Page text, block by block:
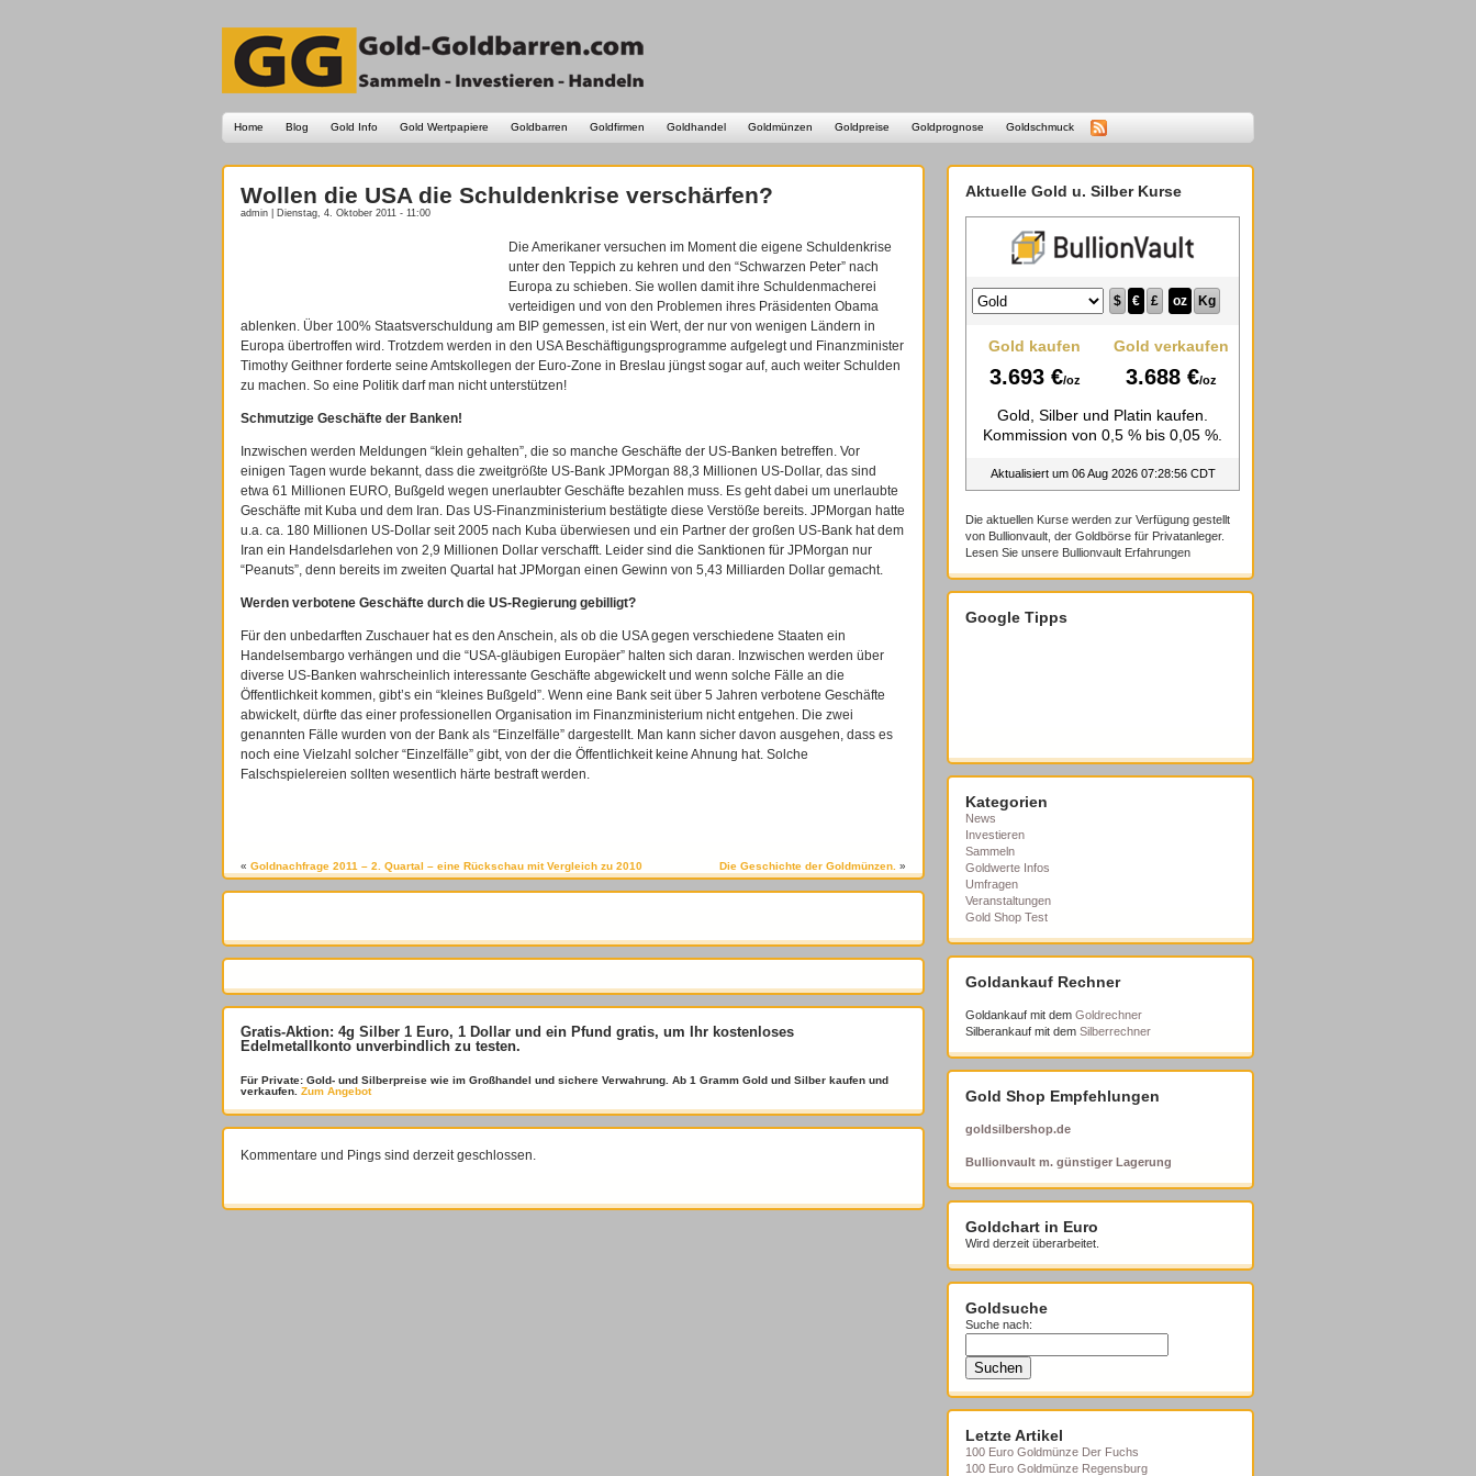
Home Blog Gold Info Gold Wertpapiere Goldbarren Goldfirmen Goldhandel Goldmünzen Goldpreise Goldprognose Goldschmuck
Wollen die USA die Schuldenkrise verschärfen?
admin | Dienstag, 4. Oktober 2011 - 11:00
Die Amerikaner versuchen im Moment die eigene Schuldenkrise
unter den Teppich zu kehren und den “Schwarzen Peter” nach
Europa zu schieben. Sie wollen damit ihre Schuldenmacherei
verteidigen und von den Problemen ihres Präsidenten Obama
ablenken. Über 100% Staatsverschuldung am BIP gemessen, ist ein Wert, der nur von wenigen Ländern in
Europa übertroffen wird. Trotzdem werden in den USA Beschäftigungsprogramme aufgelegt und Finanzminister
Timothy Geithner forderte seine Amtskollegen der Euro-Zone in Breslau jüngst sogar auf, auch weiter Schulden
zu machen. So eine Politik darf man nicht unterstützen!
Schmutzige Geschäfte der Banken!
Inzwischen werden Meldungen “klein gehalten”, die so manche Geschäfte der US-Banken betreffen. Vor
einigen Tagen wurde bekannt, dass die zweitgrößte US-Bank JPMorgan 88,3 Millionen US-Dollar, das sind
etwa 61 Millionen EURO, Bußgeld wegen unerlaubter Geschäfte bezahlen muss. Es geht dabei um unerlaubte
Geschäfte mit Kuba und dem Iran. Das US-Finanzministerium bestätigte diese Verstöße bereits. JPMorgan hatte
u.a. ca. 180 Millionen US-Dollar seit 2005 nach Kuba überwiesen und ein Partner der großen US-Bank hat dem
Iran ein Handelsdarlehen von 2,9 Millionen Dollar verschafft. Leider sind die Sanktionen für JPMorgan nur
“Peanuts”, denn bereits im zweiten Quartal hat JPMorgan einen Gewinn von 5,43 Milliarden Dollar gemacht.
Werden verbotene Geschäfte durch die US-Regierung gebilligt?
Für den unbedarften Zuschauer hat es den Anschein, als ob die USA gegen verschiedene Staaten ein
Handelsembargo verhängen und die “USA-gläubigen Europäer” halten sich daran. Inzwischen werden über
diverse US-Banken wahrscheinlich interessante Geschäfte abgewickelt und wenn solche Fälle an die
Öffentlichkeit kommen, gibt’s ein “kleines Bußgeld”. Wenn eine Bank seit über 5 Jahren verbotene Geschäfte
abwickelt, dürfte das einer professionellen Organisation im Finanzministerium nicht entgehen. Die zwei
genannten Fälle wurden von der Bank als “Einzelfälle” dargestellt. Man kann sicher davon ausgehen, dass es
noch eine Vielzahl solcher “Einzelfälle” gibt, von der die Öffentlichkeit keine Ahnung hat. Solche
Falschspielereien sollten wesentlich härte bestraft werden.
« Goldnachfrage 2011 – 2. Quartal – eine Rückschau mit Vergleich zu 2010 Die Geschichte der Goldmünzen. »
Gratis-Aktion: 4g Silber 1 Euro, 1 Dollar und ein Pfund gratis, um Ihr kostenloses
Edelmetallkonto unverbindlich zu testen.
Für Private: Gold- und Silberpreise wie im Großhandel und sichere Verwahrung. Ab 1 Gramm Gold und Silber kaufen und
verkaufen. Zum Angebot
Kommentare und Pings sind derzeit geschlossen.
Aktuelle Gold u. Silber Kurse
Die aktuellen Kurse werden zur Verfügung gestellt
von Bullionvault, der Goldbörse für Privatanleger.
Lesen Sie unsere Bullionvault Erfahrungen
Google Tipps
Kategorien
News
Investieren
Sammeln
Goldwerte Infos
Umfragen
Veranstaltungen
Gold Shop Test
Goldankauf Rechner
Goldankauf mit dem Goldrechner
Silberankauf mit dem Silberrechner
Gold Shop Empfehlungen
goldsilbershop.de
Bullionvault m. günstiger Lagerung
Goldchart in Euro
Wird derzeit überarbeitet.
Goldsuche
Suche nach:
Letzte Artikel
100 Euro Goldmünze Der Fuchs
100 Euro Goldmünze Regensburg